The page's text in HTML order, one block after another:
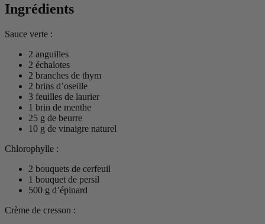
Ingrédients
Sauce verte :
2 anguilles
2 échalotes
2 branches de thym
2 brins d’oseille
3 feuilles de laurier
1 brin de menthe
25 g de beurre
10 g de vinaigre naturel
Chlorophylle :
2 bouquets de cerfeuil
1 bouquet de persil
500 g d’épinard
Crème de cresson :